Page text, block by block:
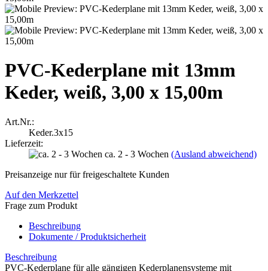
PVC-Kederplane mit 13mm
Keder, weiß, 3,00 x 15,00m
Art.Nr.:
Keder.3x15
Lieferzeit:
ca. 2 - 3 Wochen (Ausland abweichend)
Preisanzeige nur für freigeschaltete Kunden
Auf den Merkzettel
Frage zum Produkt
Beschreibung
Dokumente / Produktsicherheit
Beschreibung
PVC-Kederplane für alle gängigen Kederplanensysteme mit